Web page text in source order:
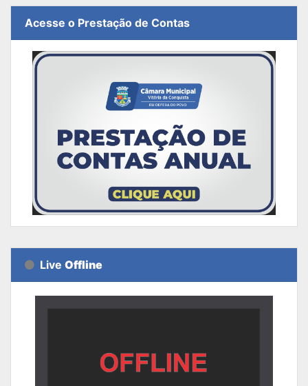
Acesse o Prestação de Contas
Live Offline